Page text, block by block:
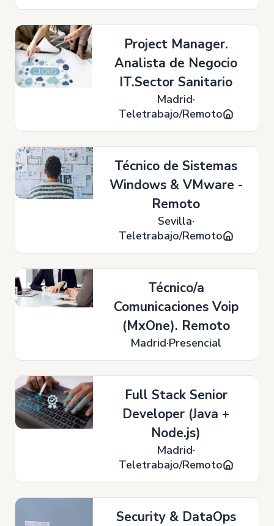
Project Manager.
Analista de Negocio
IT.Sector Sanitario
Madrid
Teletrabajo/Remoto
Técnico de Sistemas
Windows & VMware -
Remoto
Sevilla
Teletrabajo/Remoto
Técnico/a
Comunicaciones Voip
(MxOne). Remoto
Madrid Presencial
Full Stack Senior
Developer (Java +
Node.js)
Madrid
Teletrabajo/Remoto
Security & DataOps